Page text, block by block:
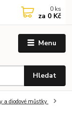
Menu
Hledat
0 ks
za 0 Kč
a diodové můstky